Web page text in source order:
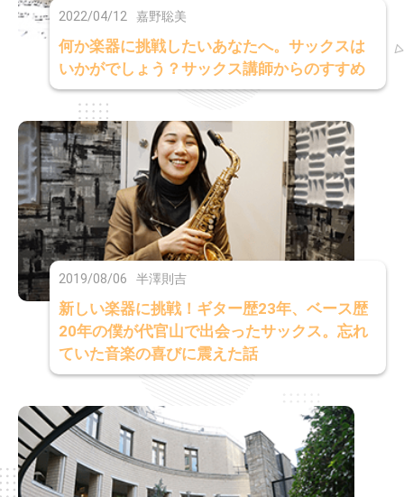
2022/04/12 嘉野聡美
何か楽器に挑戦したいあなたへ。サックスは
いかがでしょう？サックス講師からのすすめ
2019/08/06 半澤則吉
新しい楽器に挑戦！ギター歴23年、ベース歴
20年の僕が代官山で出会ったサックス。忘れ
ていた音楽の喜びに震えた話